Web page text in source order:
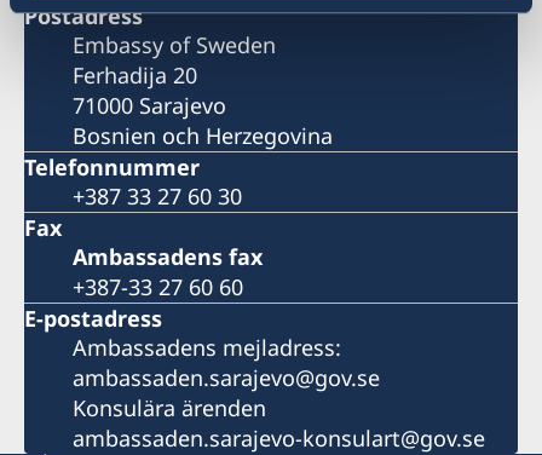
Postadress
Embassy of Sweden
Ferhadija 20
71000 Sarajevo
Bosnien och Herzegovina
Telefonnummer
+387 33 27 60 30
Fax
Ambassadens fax
+387-33 27 60 60
E-postadress
Ambassadens mejladress:
ambassaden.sarajevo@gov.se
Konsulära ärenden
ambassaden.sarajevo-konsulart@gov.se